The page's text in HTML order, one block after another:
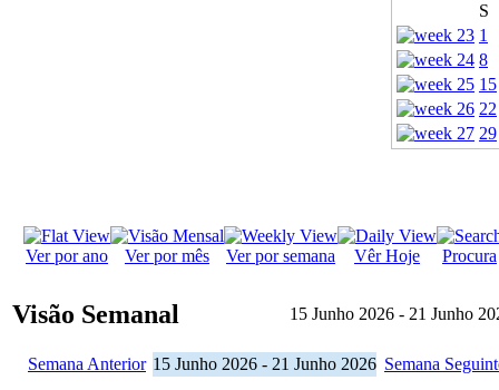
S
1
8
15
22
29
Ver por ano Ver por mês Ver por semana Vêr Hoje Procura
Visão Semanal 15 Junho 2026 - 21 Junho
Semana Anterior 15 Junho 2026 - 21 Junho 2026 Semana